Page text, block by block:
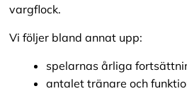
vargflock.
Vi följer bland annat upp:
spelarnas årliga
antalet tränare och